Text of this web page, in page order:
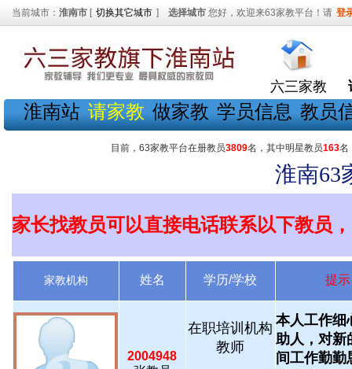
当前城市： 淮南市 [ 切换其它城市 ] 选择城市 您好，欢迎来63家教平台！请 登
六三家教
淮南站 请家教 做家教 学员信息 教员
目前，63家教平台在册教员3809名，其中明星教员163名
淮南63
家长找教员可以直接电话联系以下教员
家教机构 姓名 学历/学校 提
2004948
在职培训机构
教师
本人工作细
助人，对新
间工作勤勤